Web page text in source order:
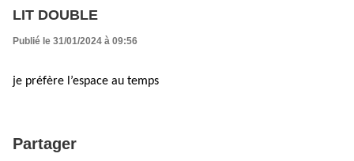
LIT DOUBLE
Publié le 31/01/2024 à 09:56
je préfère l’espace au temps
Partager